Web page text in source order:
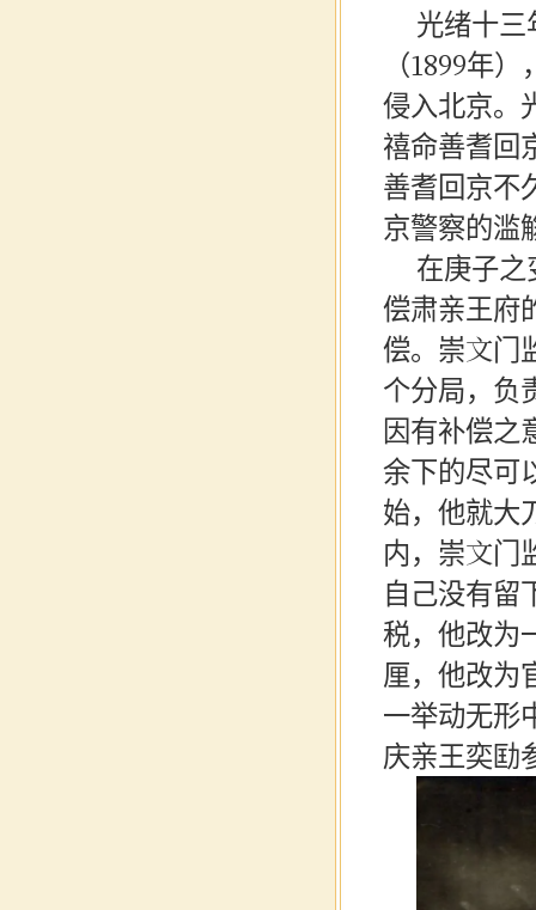
光绪十三
（1899年）
侵入北京。
禧命善耆回
善耆回京不
京警察的滥
在庚子之
偿肃亲王府
偿。崇文门
个分局，负
因有补偿之
余下的尽可
始，他就大
内，崇文门
自己没有留
税，他改为
厘，他改为
一举动无形
庆亲王奕劻